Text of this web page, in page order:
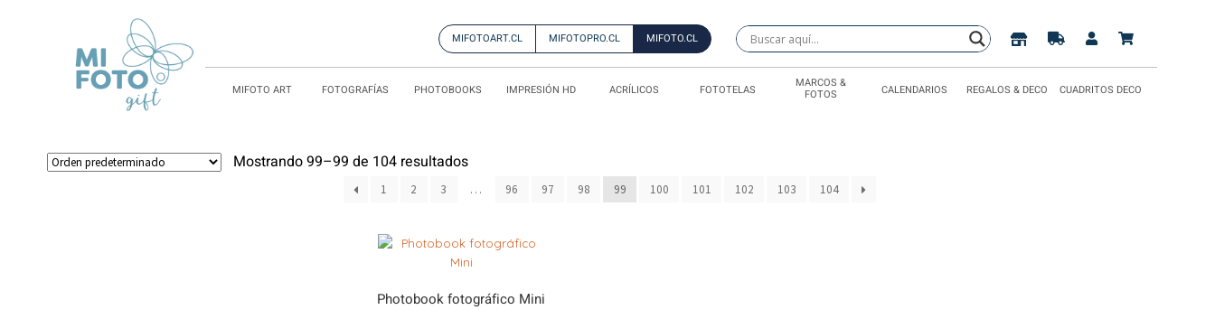
MIFOTOART.CL MIFOTOPRO.CL MIFOTO.CL
MIFOTO ART FOTOGRAFÍAS PHOTOBOOKS IMPRESIÓN HD ACRÍLICOS FOTOTELAS MARCOS &
FOTOS CALENDARIOS REGALOS & DECO CUADRITOS DECO
Mostrando 99–99 de 104 resultados
1 2 3 … 96 97 98 99 100 101 102 103 104
Photobook fotográfico Mini